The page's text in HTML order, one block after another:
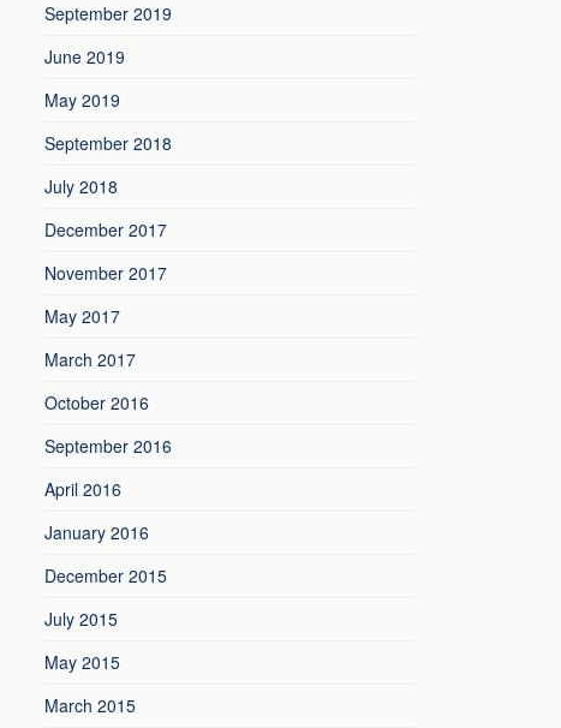
September 2019
June 2019
May 2019
September 2018
July 2018
December 2017
November 2017
May 2017
March 2017
October 2016
September 2016
April 2016
January 2016
December 2015
July 2015
May 2015
March 2015